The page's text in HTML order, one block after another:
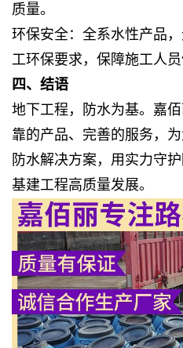
质量。
环保安全：全系水性产品
工环保要求，保障施工人员
四、结语
地下工程，防水为基。嘉
靠的产品、完善的服务，
防水解决方案，用实力守
基建工程高质量发展。